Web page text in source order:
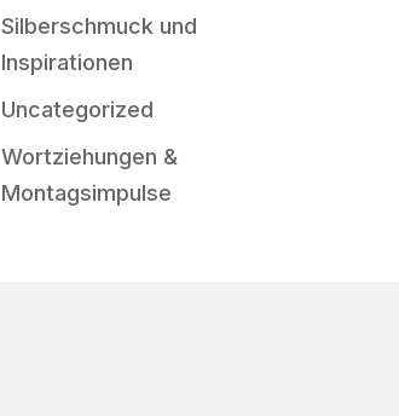
Silberschmuck und
Inspirationen
Uncategorized
Wortziehungen &
Montagsimpulse